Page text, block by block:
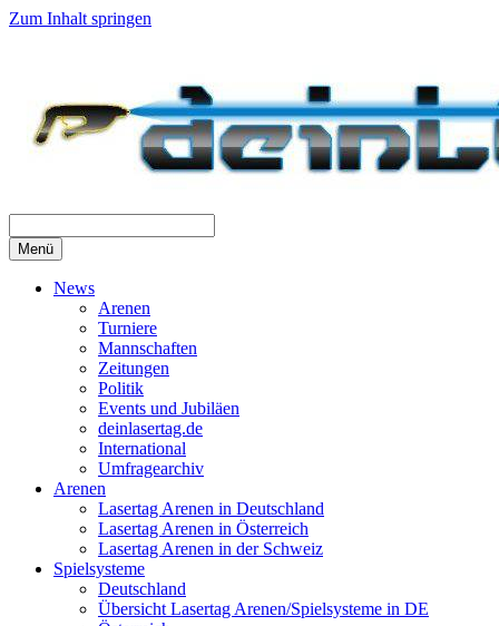
Zum Inhalt springen
Menü
News
Arenen
Turniere
Mannschaften
Zeitungen
Politik
Events und Jubiläen
deinlasertag.de
International
Umfragearchiv
Arenen
Lasertag Arenen in Deutschland
Lasertag Arenen in Österreich
Lasertag Arenen in der Schweiz
Spielsysteme
Deutschland
Übersicht Lasertag Arenen/Spielsysteme in DE